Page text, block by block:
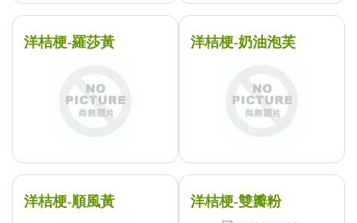
洋桔梗-羅莎黃 洋桔梗-奶油泡芙
洋桔梗-順風黃 洋桔梗-雙瓣粉